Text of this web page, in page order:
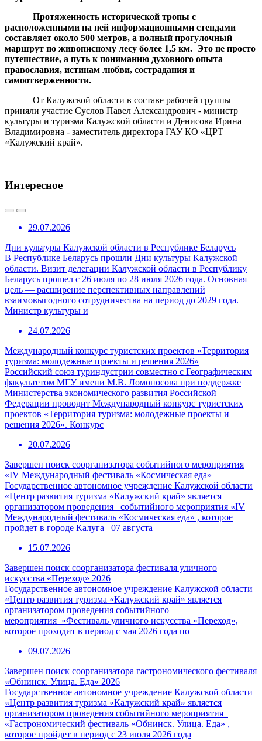
Протяженность исторической тропы с
расположенными на ней информационными стендами
составляет около 500 метров, а полный прогулочный
маршрут по живописному лесу более 1,5 км. Это не просто
путешествие, а путь к пониманию духовного опыта
православия, истинам любви, сострадания и
самоотверженности.
От Калужской области в составе рабочей группы
приняли участие Суслов Павел Александрович - министр
культуры и туризма Калужской области и Денисова Ирина
Владимировна - заместитель директора ГАУ КО «ЦРТ
«Калужский край».
Интересное
29.07.2026
Дни культуры Калужской области в Республике Беларусь
В Республике Беларусь прошли Дни культуры Калужской
области. Визит делегации Калужской области в Республику
Беларусь прошел с 26 июля по 28 июля 2026 года. Основная
цель — расширение перспективных направлений
взаимовыгодного сотрудничества на период до 2029 года.
Министр культуры и
24.07.2026
Международный конкурс туристских проектов «Территория
туризма: молодежные проекты и решения 2026»
Российский союз туриндустрии совместно с Географическим
факультетом МГУ имени М.В. Ломоносова при поддержке
Министерства экономического развития Российской
Федерации проводит Международный конкурс туристских
проектов «Территория туризма: молодежные проекты и
решения 2026». Конкурс
20.07.2026
Завершен поиск соорганизатора событийного мероприятия
«IV Международный фестиваль «Космическая еда»
Государственное автономное учреждение Калужской области
«Центр развития туризма «Калужский край» является
организатором проведения событийного мероприятия «IV
Международный фестиваль «Космическая еда» , которое
пройдет в городе Калуга 07 августа
15.07.2026
Завершен поиск соорганизатора фестиваля уличного
искусства «Переход» 2026
Государственное автономное учреждение Калужской области
«Центр развития туризма «Калужский край» является
организатором проведения событийного
мероприятия «Фестиваль уличного искусства «Переход»,
которое проходит в период с мая 2026 года по
09.07.2026
Завершен поиск соорганизатора гастрономического фестиваля
«Обнинск. Улица. Еда» 2026
Государственное автономное учреждение Калужской области
«Центр развития туризма «Калужский край» является
организатором проведения событийного мероприятия
«Гастрономический фестиваль «Обнинск. Улица. Еда» ,
которое пройдет в период с 23 июля 2026 года